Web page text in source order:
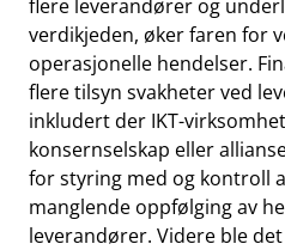
flere leverandører og
verdikjeden, øker faren for
operasjonelle hendelser.
flere tilsyn svakheter ved
inkludert der IKT-
konsernselskap eller
for styring med og kontroll
manglende oppfølging av
leverandører. Videre ble